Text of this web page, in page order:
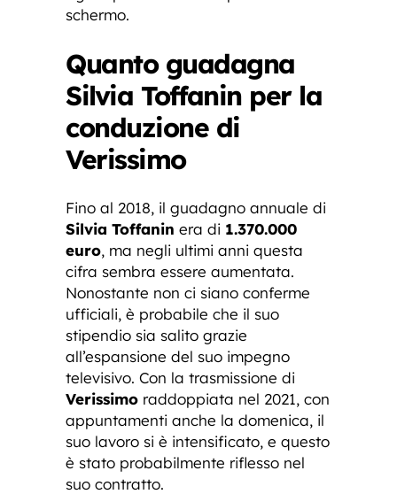
schermo.
Quanto guadagna
Silvia Toffanin per la
conduzione di
Verissimo
Fino al 2018, il guadagno annuale di
Silvia Toffanin era di 1.370.000
euro, ma negli ultimi anni questa
cifra sembra essere aumentata.
Nonostante non ci siano conferme
ufficiali, è probabile che il suo
stipendio sia salito grazie
all’espansione del suo impegno
televisivo. Con la trasmissione di
Verissimo raddoppiata nel 2021, con
appuntamenti anche la domenica, il
suo lavoro si è intensificato, e questo
è stato probabilmente riflesso nel
suo contratto.